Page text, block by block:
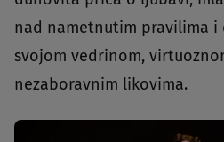
nad nametnutim pravilima i
svojom vedrinom,
nezaboravnim likovima.